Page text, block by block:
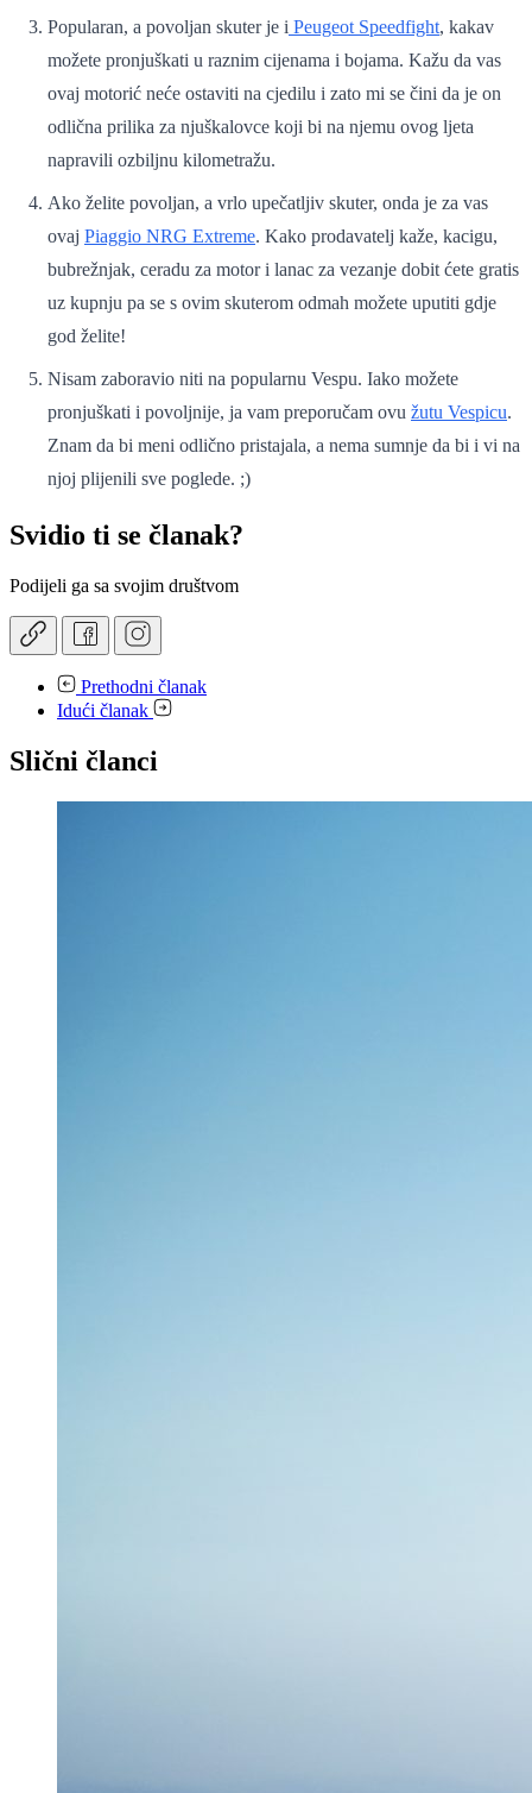
Popularan, a povoljan skuter je i Peugeot Speedfight, kakav
možete pronjuškati u raznim cijenama i bojama. Kažu da vas
ovaj motorić neće ostaviti na cjedilu i zato mi se čini da je on
odlična prilika za njuškalovce koji bi na njemu ovog ljeta
napravili ozbiljnu kilometražu.
Ako želite povoljan, a vrlo upečatljiv skuter, onda je za vas
ovaj Piaggio NRG Extreme. Kako prodavatelj kaže, kacigu,
bubrežnjak, ceradu za motor i lanac za vezanje dobit ćete gratis
uz kupnju pa se s ovim skuterom odmah možete uputiti gdje
god želite!
Nisam zaboravio niti na popularnu Vespu. Iako možete
pronjuškati i povoljnije, ja vam preporučam ovu žutu Vespicu.
Znam da bi meni odlično pristajala, a nema sumnje da bi i vi na
njoj plijenili sve poglede. ;)
Svidio ti se članak?
Podijeli ga sa svojim društvom
Prethodni članak
Idući članak
Slični članci